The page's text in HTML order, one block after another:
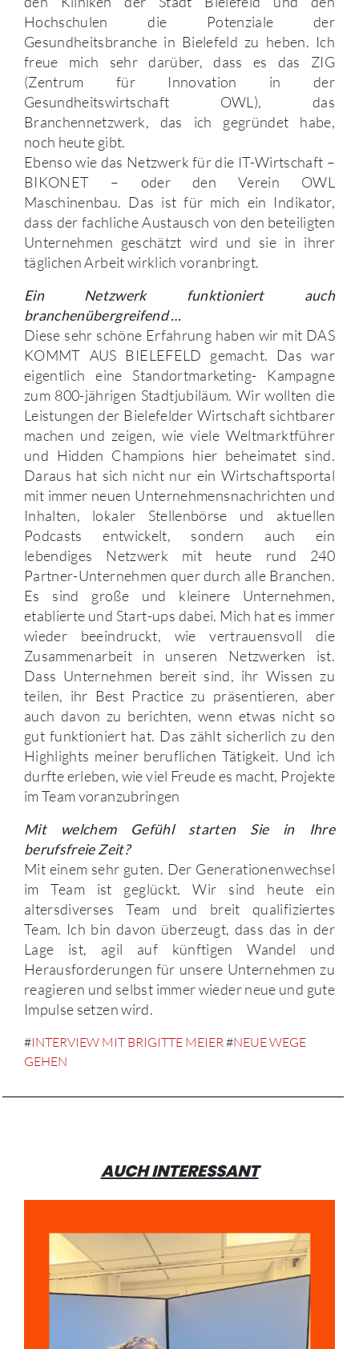
Hochschulen die Potenziale der
Gesundheitsbranche in Bielefeld zu heben. Ich
freue mich sehr darüber, dass es das ZIG
(Zentrum für Innovation in der
Gesundheitswirtschaft OWL), das
Branchennetzwerk, das ich gegründet habe,
noch heute gibt.
Ebenso wie das Netzwerk für die IT-Wirtschaft –
BIKONET – oder den Verein OWL
Maschinenbau. Das ist für mich ein Indikator,
dass der fachliche Austausch von den beteiligten
Unternehmen geschätzt wird und sie in ihrer
täglichen Arbeit wirklich voranbringt.
Ein Netzwerk funktioniert auch
branchenübergreifend …
Diese sehr schöne Erfahrung haben wir mit DAS
KOMMT AUS BIELEFELD gemacht. Das war
eigentlich eine Standortmarketing- Kampagne
zum 800-jährigen Stadtjubiläum. Wir wollten die
Leistungen der Bielefelder Wirtschaft sichtbarer
machen und zeigen, wie viele Weltmarktführer
und Hidden Champions hier beheimatet sind.
Daraus hat sich nicht nur ein Wirtschaftsportal
mit immer neuen Unternehmensnachrichten und
Inhalten, lokaler Stellenbörse und aktuellen
Podcasts entwickelt, sondern auch ein
lebendiges Netzwerk mit heute rund 240
Partner-Unternehmen quer durch alle Branchen.
Es sind große und kleinere Unternehmen,
etablierte und Start-ups dabei. Mich hat es immer
wieder beeindruckt, wie vertrauensvoll die
Zusammenarbeit in unseren Netzwerken ist.
Dass Unternehmen bereit sind, ihr Wissen zu
teilen, ihr Best Practice zu präsentieren, aber
auch davon zu berichten, wenn etwas nicht so
gut funktioniert hat. Das zählt sicherlich zu den
Highlights meiner beruflichen Tätigkeit. Und ich
durfte erleben, wie viel Freude es macht, Projekte
im Team voranzubringen
Mit welchem Gefühl starten Sie in Ihre
berufsfreie Zeit?
Mit einem sehr guten. Der Generationenwechsel
im Team ist geglückt. Wir sind heute ein
altersdiverses Team und breit qualifiziertes
Team. Ich bin davon überzeugt, dass das in der
Lage ist, agil auf künftigen Wandel und
Herausforderungen für unsere Unternehmen zu
reagieren und selbst immer wieder neue und gute
Impulse setzen wird.
#INTERVIEW MIT BRIGITTE MEIER#NEUE WEGE
GEHEN
AUCH INTERESSANT